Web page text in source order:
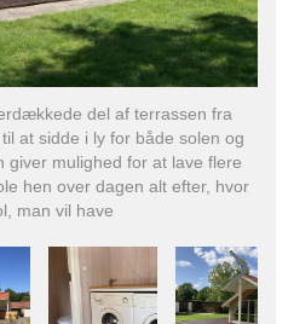
del af terrassen fra
at sidde i ly for både solen og
giver mulighed for at lave flere
hen over dagen alt efter, hvor
man vil have